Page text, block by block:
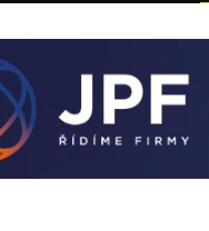
Marketing firmy
Nábor zaměstnanců